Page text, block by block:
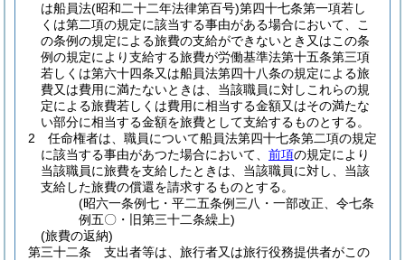
は船員法(昭和二十二年法律第百号)第四十七条第一項若し
くは第二項の規定に該当する事由がある場合において、こ
の条例の規定による旅費の支給ができないとき又はこの条
例の規定により支給する旅費が労働基準法第十五条第三項
若しくは第六十四条又は船員法第四十八条の規定による旅
費又は費用に満たないときは、当該職員に対しこれらの規
定による旅費若しくは費用に相当する金額又はその満たな
い部分に相当する金額を旅費として支給するものとする。
2
任命権者は、職員について船員法第四十七条第二項の規定
に該当する事由があつた場合において、 前項の規定により
当該職員に旅費を支給したときは、当該職員に対し、当該
支給した旅費の償還を請求するものとする。
(昭六一条例七・平二五条例三八・一部改正、令七条
例五〇・旧第三十二条繰上)
(旅費の返納)
第三十二条
支出者等は、旅行者又は旅行役務提供者がこの